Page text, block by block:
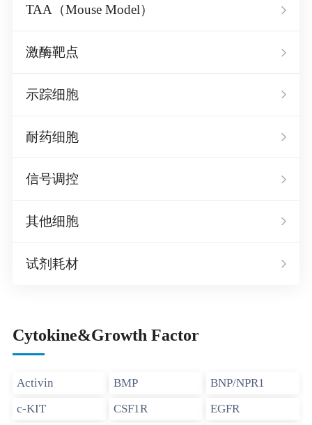
TAA（Mouse Model）
激酶靶点
示踪细胞
耐药细胞
信号调控
其他细胞
试剂耗材
Cytokine&Growth Factor
Activin BMP
BNP/NPR1
c-KIT
CSF1R
EGFR